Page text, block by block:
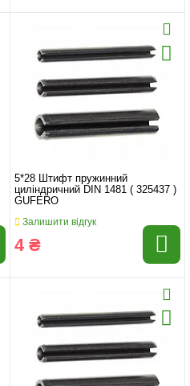
5*28 Штифт пружинний
циліндричний DIN 1481 ( 325437 )
GUFERO
Залишити відгук
4 ₴